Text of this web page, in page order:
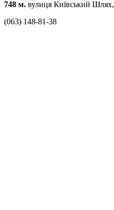
748 м. вулиця Київський
(063) 148-81-38